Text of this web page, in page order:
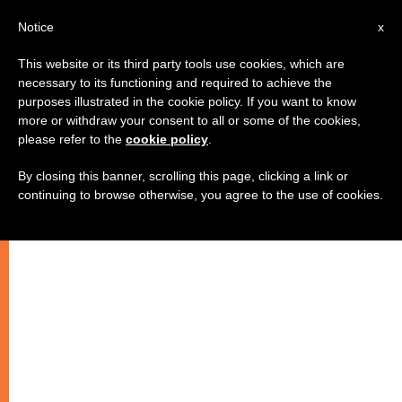
وفاة الكاردينال كيم سو وان، أحد
عمالقة الكنيسة الكاثوليكية الآسيوية
x
Notice
This website or its third party tools use cookies, which are
necessary to its functioning and required to achieve the
purposes illustrated in the cookie policy. If you want to know
more or withdraw your consent to all or some of the cookies,
please refer to the cookie policy
By closing this banner, scrolling this page, clicking a link or
continuing to browse otherwise, you agree to the use of cookies.